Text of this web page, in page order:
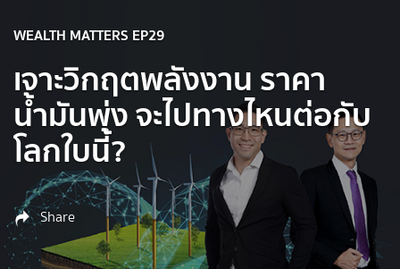
WEALTH MATTERS EP29
เจาะวิกฤตพลังงาน ราคา
น้ำมันพุ่ง จะไปทางไหนต่อกับ
โลกใบนี้?
Share